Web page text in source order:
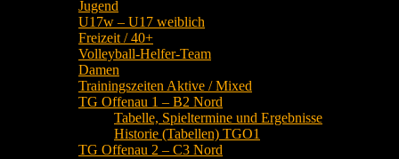
Jugend
U17w – U17 weiblich
Freizeit / 40+
Volleyball-Helfer-Team
Damen
Trainingszeiten Aktive / Mixed
TG Offenau 1 – B2 Nord
Tabelle, Spieltermine und Ergebnisse
Historie (Tabellen) TGO1
TG Offenau 2 – C3 Nord